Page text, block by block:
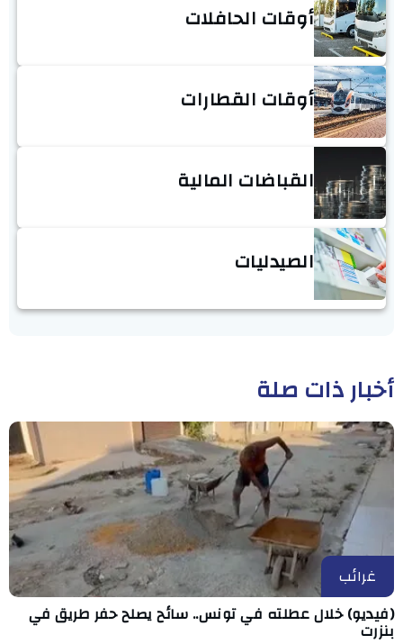
أوقات الحافلات
أوقات القطارات
القباضات المالية
الصيدليات
أخبار ذات صلة
غرائب
(فيديو) خلال عطلته في تونس.. سائح يصلح حفر طريق في
بنزرت